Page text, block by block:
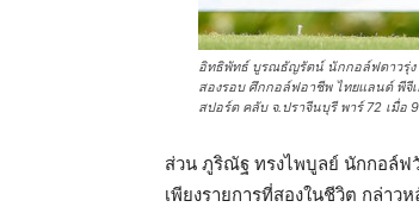
อิทธิพัทธ์ บูรณธัญรัตน์ นักกอล์ฟดาวรุ่ง
สองรอบ ศึกกอล์ฟอาชีพ ไทยแลนด์ พีจี
สปอร์ต คลับ จ.ปราจีนบุรี พาร์ 72 เมื่อ
ส่วน ภูริณัฐ ทรงไพบูลย์ นักกอล์ฟ
เพียงรายการที่สองในชีวิต กล่า